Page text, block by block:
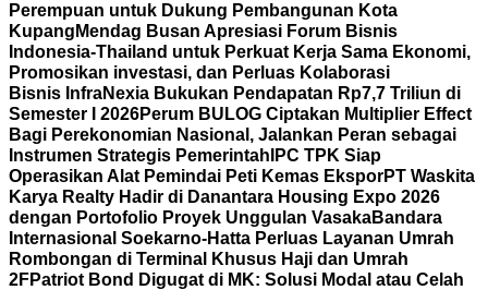
Perempuan untuk Dukung Pembangunan Kota
Kupang Mendag Busan Apresiasi Forum Bisnis
Indonesia-Thailand untuk Perkuat Kerja Sama Ekonomi,
Promosikan investasi, dan Perluas Kolaborasi
Bisnis InfraNexia Bukukan Pendapatan Rp7,7 Triliun di
Semester I 2026Perum BULOG Ciptakan Multiplier Effect
Bagi Perekonomian Nasional, Jalankan Peran sebagai
Instrumen Strategis Pemerintah IPC TPK Siap
Operasikan Alat Pemindai Peti Kemas EksporPT Waskita
Karya Realty Hadir di Danantara Housing Expo 2026
dengan Portofolio Proyek Unggulan VasakaBandara
Internasional Soekarno-Hatta Perluas Layanan Umrah
Rombongan di Terminal Khusus Haji dan Umrah
2FPatriot Bond Digugat di MK: Solusi Modal atau Celah